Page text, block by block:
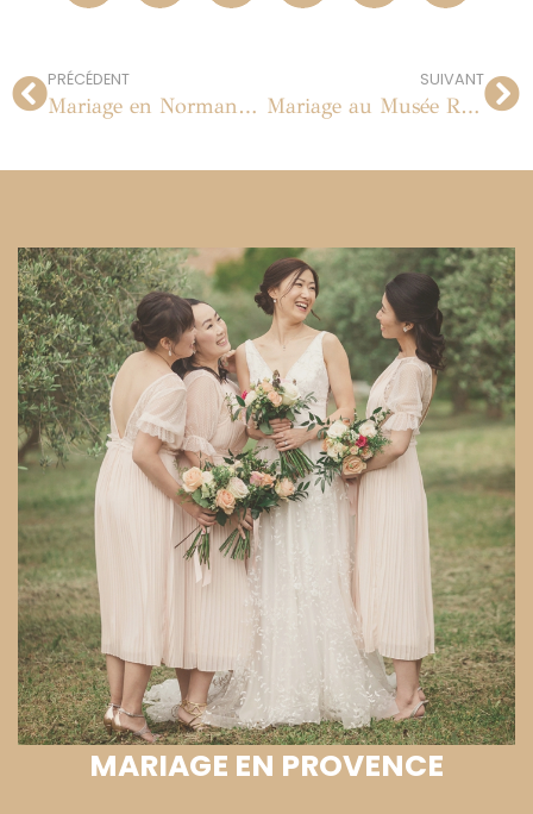
PRÉCÉDENT
Mariage en Normandie au Manoir de Corny
SUIVANT
Mariage au Musée Rodin à Paris
MARIAGE EN PROVENCE